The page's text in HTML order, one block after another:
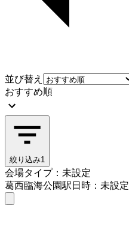
並び替え
おすすめ順
絞り込み1
会場タイプ：未設定
葛西臨海公園駅日時：未設定